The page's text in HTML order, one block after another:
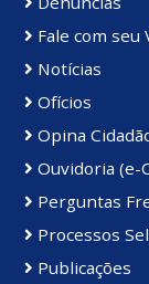
Fale com seu
Notícias
Ofícios
Opina
Ouvidoria (e-
Perguntas
Processos
Publicações